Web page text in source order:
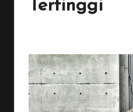
Tertinggi